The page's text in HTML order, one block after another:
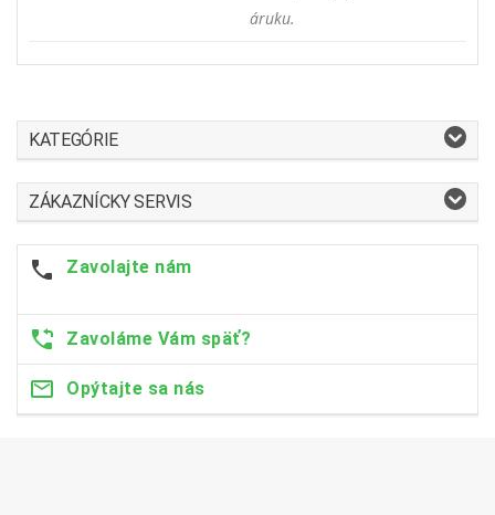
áruku.
KATEGÓRIE
ZÁKAZNÍCKY SERVIS
Zavolajte nám
Zavoláme Vám späť?
Opýtajte sa nás